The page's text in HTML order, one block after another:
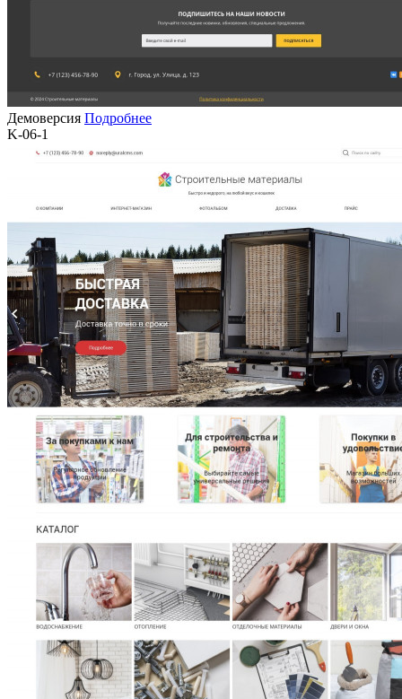
Демоверсия Подробнее
K-06-1